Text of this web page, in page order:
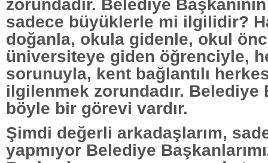
zorundadır. Belediye
sadece büyüklerle mi ilgilidir?
doğanla, okula gidenle, okul
üniversiteye giden öğrenciyle,
sorunuyla, kent bağlantılı
ilgilenmek zorundadır. Belediye
böyle bir görevi vardır.
Şimdi değerli arkadaşlarım,
yapmıyor Belediye